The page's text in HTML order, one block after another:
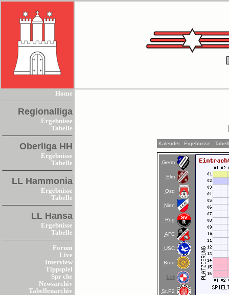
Home
Regionalliga
Ergebnisse
Tabelle
Oberliga HH
Ergebnisse
Tabelle
LL Hammonia
Ergebnisse
Tabelle
LL Hansa
Ergebnisse
Tabelle
Forum
Live
Interview
Tippspiel
Spr che
Newsarchiv
Tabellenarchiv
Kalender Ergebnisse
Germ
Elm
Osd
Nien
Rug
AFC
USC
Brüd
Lok
St.P2